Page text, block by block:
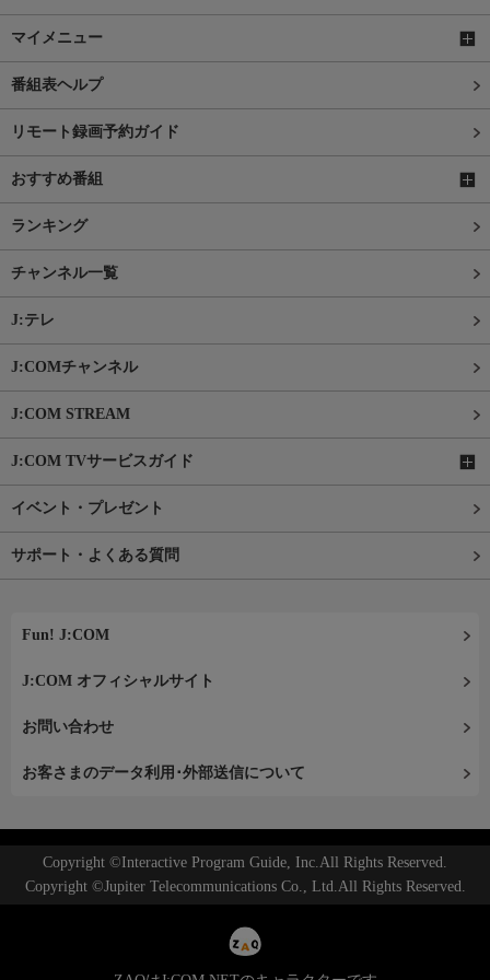
マイメニュー
番組表ヘルプ
リモート録画予約ガイド
おすすめ番組
ランキング
チャンネル一覧
J:テレ
J:COMチャンネル
J:COM STREAM
J:COM TVサービスガイド
イベント・プレゼント
サポート・よくある質問
Fun! J:COM
J:COM オフィシャルサイト
お問い合わせ
お客さまのデータ利用･外部送信について
Copyright ©Interactive Program Guide, Inc.All Rights Reserved.
Copyright ©Jupiter Telecommunications Co., Ltd.All Rights Reserved.